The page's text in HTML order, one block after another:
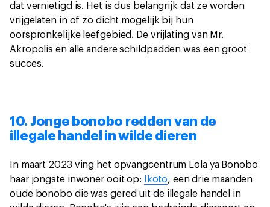
dat vernietigd is. Het is dus belangrijk dat ze worden
vrijgelaten in of zo dicht mogelijk bij hun
oorspronkelijke leefgebied. De vrijlating van Mr.
Akropolis en alle andere schildpadden was een groot
succes.
10. Jonge bonobo redden van de
illegale handel in wilde dieren
In maart 2023 ving het opvangcentrum Lola ya Bonobo
haar jongste inwoner ooit op:
Ikoto, een drie maanden
oude bonobo die was gered uit de illegale handel in